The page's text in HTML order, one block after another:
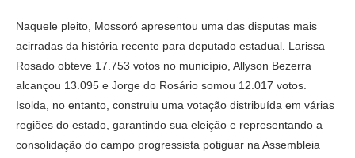
Naquele pleito, Mossoró apresentou uma das disputas mais
acirradas da história recente para deputado estadual. Larissa
Rosado obteve 17.753 votos no município, Allyson Bezerra
alcançou 13.095 e Jorge do Rosário somou 12.017 votos.
Isolda, no entanto, construiu uma votação distribuída em várias
regiões do estado, garantindo sua eleição e representando a
consolidação do campo progressista potiguar na Assembleia